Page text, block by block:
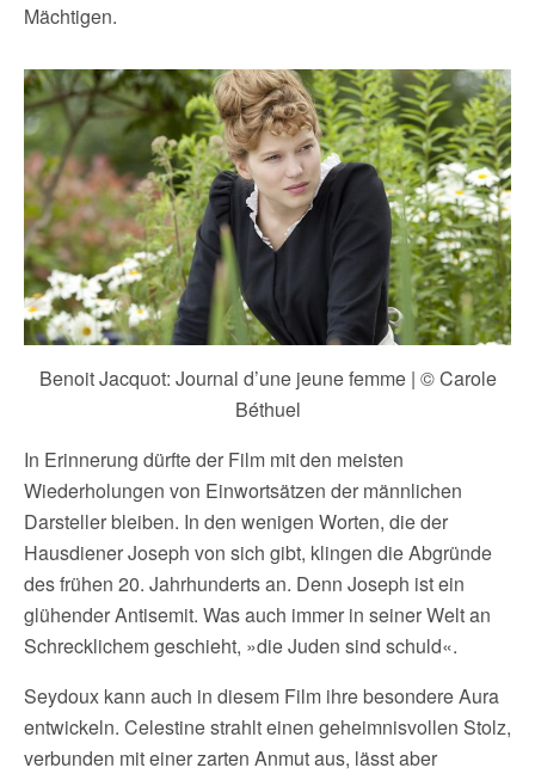
Mächtigen.
Benoit Jacquot: Journal d’une jeune femme | © Carole
Béthuel
In Erinnerung dürfte der Film mit den meisten
Wiederholungen von Einwortsätzen der männlichen
Darsteller bleiben. In den wenigen Worten, die der
Hausdiener Joseph von sich gibt, klingen die Abgründe
des frühen 20. Jahrhunderts an. Denn Joseph ist ein
glühender Antisemit. Was auch immer in seiner Welt an
Schrecklichem geschieht, »die Juden sind schuld«.
Seydoux kann auch in diesem Film ihre besondere Aura
entwickeln. Celestine strahlt einen geheimnisvollen Stolz,
verbunden mit einer zarten Anmut aus, lässt aber